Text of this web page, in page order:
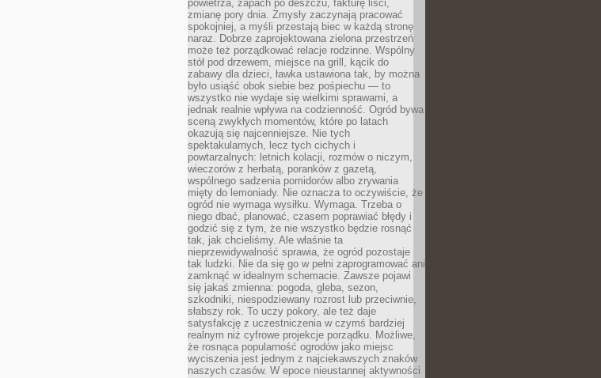
powietrza, zapach po deszczu, fakturę liści,
zmianę pory dnia. Zmysły zaczynają pracować
spokojniej, a myśli przestają biec w każdą stronę
naraz. Dobrze zaprojektowana zielona przestrzeń
może też porządkować relacje rodzinne. Wspólny
stół pod drzewem, miejsce na grill, kącik do
zabawy dla dzieci, ławka ustawiona tak, by można
było usiąść obok siebie bez pośpiechu — to
wszystko nie wydaje się wielkimi sprawami, a
jednak realnie wpływa na codzienność. Ogród bywa
sceną zwykłych momentów, które po latach
okazują się najcenniejsze. Nie tych
spektakularnych, lecz tych cichych i
powtarzalnych: letnich kolacji, rozmów o niczym,
wieczorów z herbatą, poranków z gazetą,
wspólnego sadzenia pomidorów albo zrywania
mięty do lemoniady. Nie oznacza to oczywiście, że
ogród nie wymaga wysiłku. Wymaga. Trzeba o
niego dbać, planować, czasem poprawiać błędy i
godzić się z tym, że nie wszystko będzie rosnąć
tak, jak chcieliśmy. Ale właśnie ta
nieprzewidywalność sprawia, że ogród pozostaje
tak ludzki. Nie da się go w pełni zaprogramować ani
zamknąć w idealnym schemacie. Zawsze pojawi
się jakaś zmienna: pogoda, gleba, sezon,
szkodniki, niespodziewany rozrost lub przeciwnie,
słabszy rok. To uczy pokory, ale też daje
satysfakcję z uczestniczenia w czymś bardziej
realnym niż cyfrowe projekcje porządku. Możliwe,
że rosnąca popularność ogrodów jako miejsc
wyciszenia jest jednym z najciekawszych znaków
naszych czasów. W epoce nieustannej aktywności